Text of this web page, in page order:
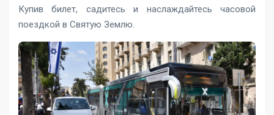
Купив билет, садитесь и наслаждайтесь часовой
поездкой в ​​Святую Землю.